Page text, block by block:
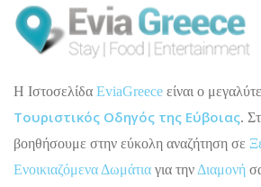
H Ιστοσελίδα EviaGreece είναι ο
Τουριστικός Οδηγός της Εύβοιας.
βοηθήσουμε στην εύκολη αναζήτηση σε
Ενοικιαζόμενα Δωμάτια για την Διαμονή